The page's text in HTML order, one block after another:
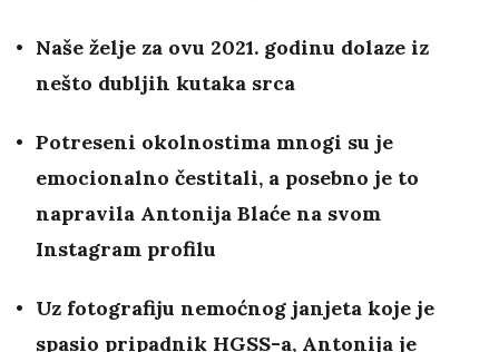
Naše želje za ovu 2021. godinu dolaze iz
nešto dubljih kutaka srca
Potreseni okolnostima mnogi su je
emocionalno čestitali, a posebno je to
napravila Antonija Blaće na svom
Instagram profilu
Uz fotografiju nemoćnog janjeta koje je
spasio pripadnik HGSS-a, Antonija je